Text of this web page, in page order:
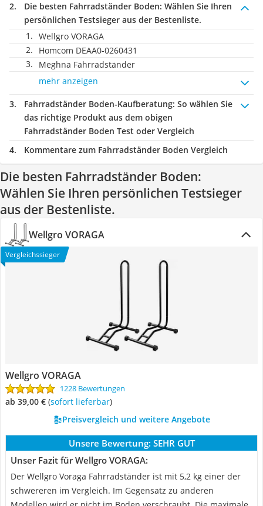
Die besten Fahrradständer Boden: Wählen Sie Ihren
persönlichen Testsieger aus der Bestenliste.
Wellgro VORAGA
Homcom DEAA0-0260431
Meghna Fahrradständer
mehr anzeigen
Fahrradständer Boden-Kaufberatung: So wählen Sie
das richtige Produkt aus dem obigen
Fahrradständer Boden Test oder Vergleich
Kommentare zum Fahrradständer Boden Vergleich
Die besten Fahrradständer Boden:
Wählen Sie Ihren persönlichen Testsieger
aus der Bestenliste.
Wellgro VORAGA
Vergleichssieger
Wellgro VORAGA
1228 Bewertungen
ab 39,00 € ( Sofort lieferbar)
Preisvergleich und weitere Angebote
Unsere Bewertung: SEHR GUT
Unser Fazit für Wellgro VORAGA:
Der Wellgro Voraga Fahrradständer ist mit 5,2 kg einer der
schwereren im Vergleich. Im Gegensatz zu anderen